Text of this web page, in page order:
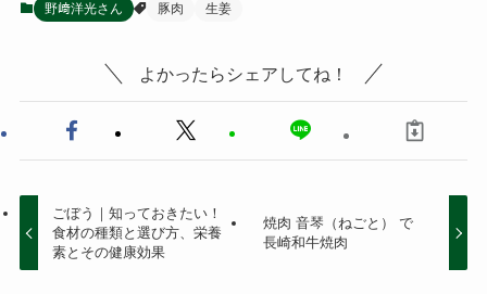
野﨑洋光さん 豚肉 生姜
よかったらシェアしてね！
ごぼう｜知っておきたい！
食材の種類と選び方、栄養
素とその健康効果
焼肉 音琴（ねごと） で
長崎和牛焼肉